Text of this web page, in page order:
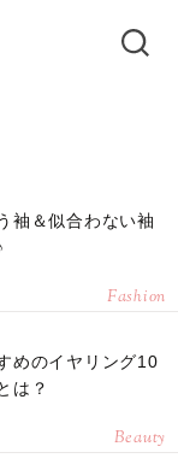
袖＆似合わない袖
Fashion
めのイヤリング10
は？
Beauty